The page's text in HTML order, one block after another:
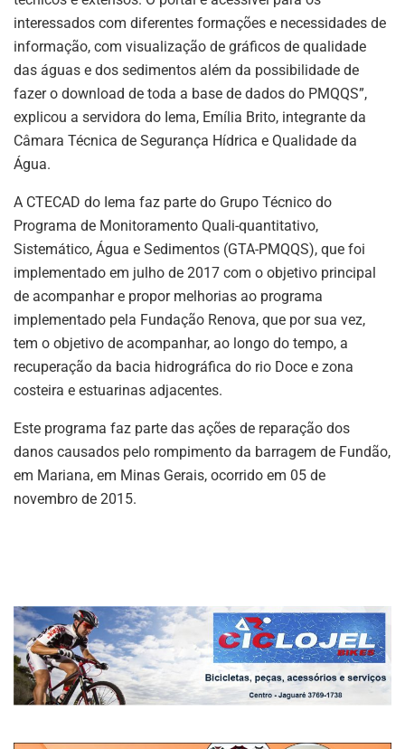
interessados com diferentes formações e necessidades de
informação, com visualização de gráficos de qualidade
das águas e dos sedimentos além da possibilidade de
fazer o download de toda a base de dados do PMQQS”,
explicou a servidora do Iema, Emília Brito, integrante da
Câmara Técnica de Segurança Hídrica e Qualidade da
Água.
A CTECAD do Iema faz parte do Grupo Técnico do
Programa de Monitoramento Quali-quantitativo,
Sistemático, Água e Sedimentos (GTA-PMQQS), que foi
implementado em julho de 2017 com o objetivo principal
de acompanhar e propor melhorias ao programa
implementado pela Fundação Renova, que por sua vez,
tem o objetivo de acompanhar, ao longo do tempo, a
recuperação da bacia hidrográfica do rio Doce e zona
costeira e estuarinas adjacentes.
Este programa faz parte das ações de reparação dos
danos causados pelo rompimento da barragem de Fundão,
em Mariana, em Minas Gerais, ocorrido em 05 de
novembro de 2015.